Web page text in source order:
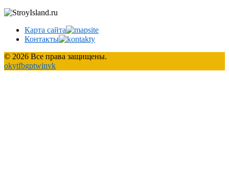
Карта сайта
Контакты
© 2026 Все права защищены.
okytfbgptwinvk